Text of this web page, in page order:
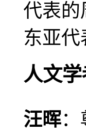
代表的
东亚
人文
汪晖